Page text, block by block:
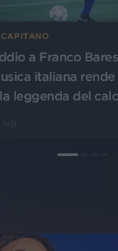
a Franco
italiana
leggenda del